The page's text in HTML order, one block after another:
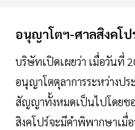
อนุญาโตฯ-ศาลสิงคโ
บริษัทเปิดเผยว่า เมื่อวันที่
อนุญาโตตุลาการระหว่างปร
สัญญาทั้งหมดเป็นไปโดยช
สิงคโปร์จะมีคำพิพากษาเมื่